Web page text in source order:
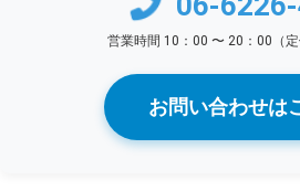
営業時間 10：00 〜 20：00（定
お問い合わせは